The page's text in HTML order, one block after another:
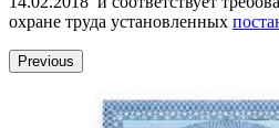
охране труда установленных
Previous